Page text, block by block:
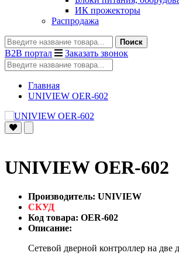
ИК прожекторы
Распродажа
Поиск
B2B портал Заказать звонок
Главная
UNIVIEW OER-602
UNIVIEW OER-602
Производитель: UNIVIEW
СКУД
Код товара: OER-602
Описание:
Сетевой дверной контроллер на две